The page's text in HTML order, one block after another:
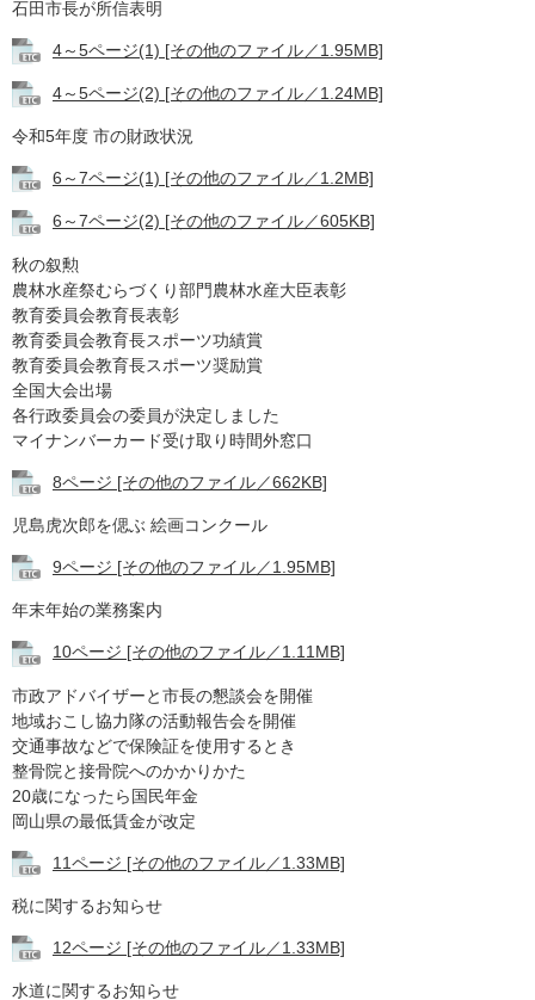
石田市長が所信表明
4～5ページ(1) [その他のファイル／1.95MB]
4～5ページ(2) [その他のファイル／1.24MB]
令和5年度 市の財政状況
6～7ページ(1) [その他のファイル／1.2MB]
6～7ページ(2) [その他のファイル／605KB]
秋の叙勲
農林水産祭むらづくり部門農林水産大臣表彰
教育委員会教育長表彰
教育委員会教育長スポーツ功績賞
教育委員会教育長スポーツ奨励賞
全国大会出場
各行政委員会の委員が決定しました
マイナンバーカード受け取り時間外窓口
8ページ [その他のファイル／662KB]
児島虎次郎を偲ぶ 絵画コンクール
9ページ [その他のファイル／1.95MB]
年末年始の業務案内
10ページ [その他のファイル／1.11MB]
市政アドバイザーと市長の懇談会を開催
地域おこし協力隊の活動報告会を開催
交通事故などで保険証を使用するとき
整骨院と接骨院へのかかりかた
20歳になったら国民年金
岡山県の最低賃金が改定
11ページ [その他のファイル／1.33MB]
税に関するお知らせ
12ページ [その他のファイル／1.33MB]
水道に関するお知らせ